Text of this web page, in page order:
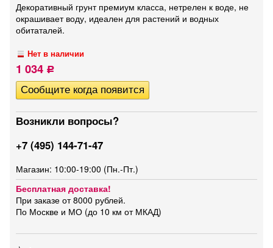
Декоративный грунт премиум класса, нетрелен к воде, не
окрашивает воду, идеален для растений и водных
обитаталей.
Нет в наличии
1 034 Р
Возникли вопросы?
+7 (495) 144-71-47
Магазин: 10:00-19:00 (Пн.-Пт.)
Бесплатная доставка!
При заказе от 8000 рублей.
По Москве и МО (до 10 км от МКАД)